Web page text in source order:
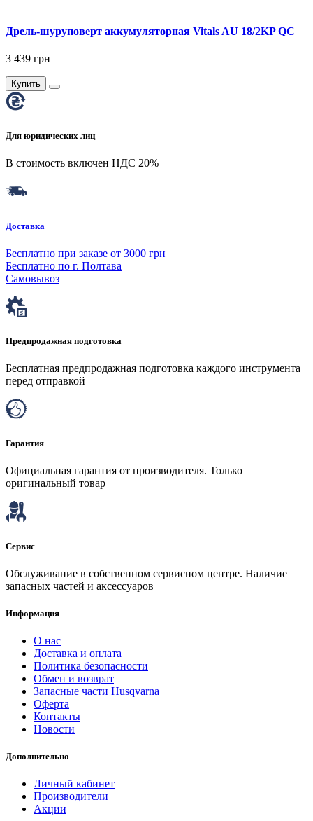
Дрель-шуруповерт аккумуляторная Vitals AU 18/2KP QC
3 439 грн
Купить
Для юридических лиц
В стоимость включен НДС 20%
Доставка
Бесплатно при заказе от 3000 грн
Бесплатно по г. Полтава
Самовывоз
Предпродажная подготовка
Бесплатная предпродажная подготовка каждого инструмента
перед отправкой
Гарантия
Официальная гарантия от производителя. Только
оригинальный товар
Сервис
Обслуживание в собственном сервисном центре. Наличие
запасных частей и аксессуаров
Информация
О нас
Доставка и оплата
Политика безопасности
Обмен и возврат
Запасные части Husqvarna
Оферта
Контакты
Новости
Дополнительно
Личный кабинет
Производители
Акции